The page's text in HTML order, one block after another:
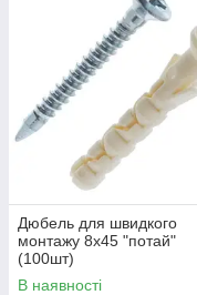
Дюбель для швидкого
монтажу 8х45 "потай"
(100шт)
В наявності